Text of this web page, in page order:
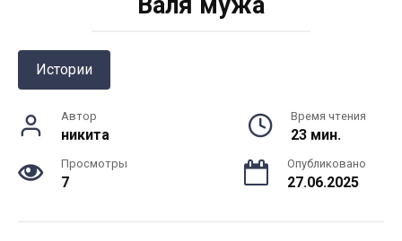
Истории
Автор
никита
Время чтения
23 мин.
Просмотры
7
Опубликовано
27.06.2025